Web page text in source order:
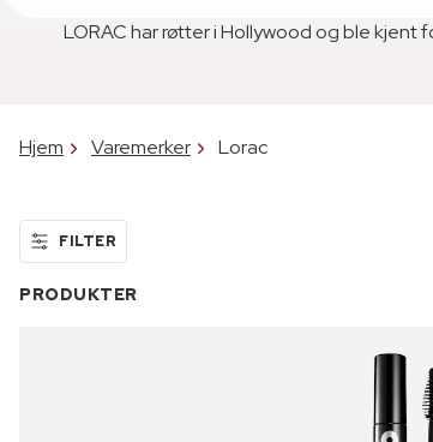
LORAC har røtter i Hollywood og ble kjent
Hjem Varemerker Lorac
FILTER
PRODUKTER